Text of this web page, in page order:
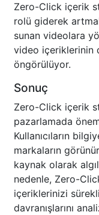
Zero-Click içerik
rolü giderek
sunan videolara
video içeriklerinin
öngörülüyor.
Sonuç
Zero-Click içerik
pazarlamada
Kullanıcıların
markaların
kaynak olarak
nedenle, Zero-
içeriklerinizi
davranışlarını